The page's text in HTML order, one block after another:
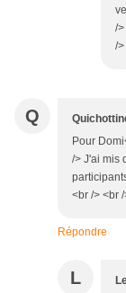
/
/
Q
Pour
/> J'ai mis
<br /> <br
Répondre
L